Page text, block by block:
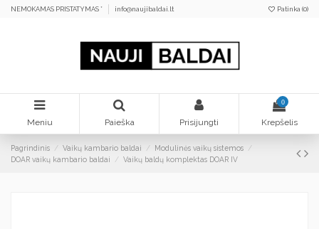
NEMOKAMAS PRISTATYMAS * info@naujibaldai.lt Patinka (0)
Meniu Paieška Prisijungti
0
Krepšelis
Pagrindinis Vaikų kambario baldai
Modulinės vaikų sistemos
DOAR vaikų kambario baldai
Vaikų baldų komplektas DOAR IV